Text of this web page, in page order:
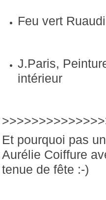
Feu vert
J.Paris,
intérieur
Et pourquoi pas
Aurélie Coiffure
tenue de fête :-)